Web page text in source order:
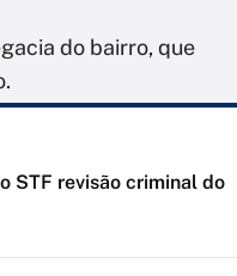
do bairro, que
STF revisão criminal do